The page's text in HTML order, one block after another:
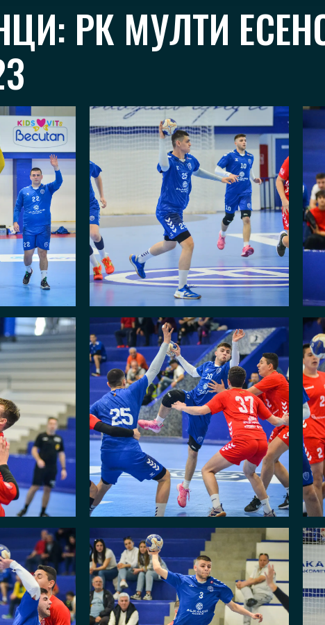
РК МУЛТИ